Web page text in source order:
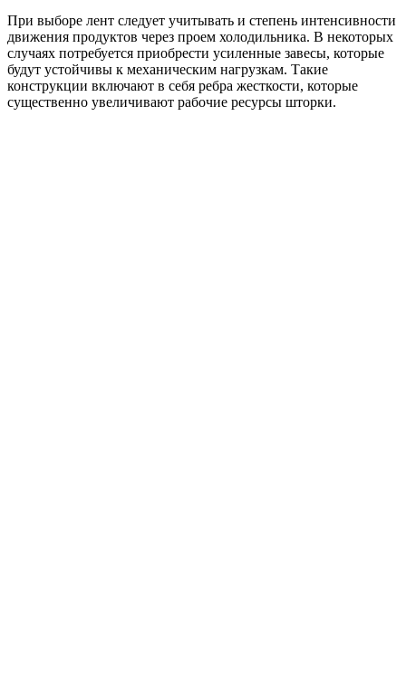
При выборе лент следует учитывать и степень интенсивности
движения продуктов через проем холодильника. В некоторых
случаях потребуется приобрести усиленные завесы, которые
будут устойчивы к механическим нагрузкам. Такие
конструкции включают в себя ребра жесткости, которые
существенно увеличивают рабочие ресурсы шторки.